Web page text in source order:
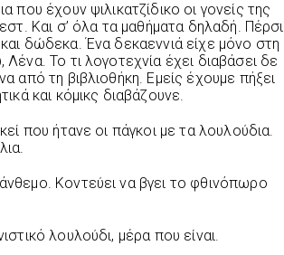
που έχουν ψιλικατζίδικο οι γονείς της
Και σ’ όλα τα μαθήματα δηλαδή. Πέρσι
δώδεκα. Ένα δεκαεννιά είχε μόνο στη
Το τι λογοτεχνία έχει διαβάσει δε
από τη βιβλιοθήκη. Εμείς έχουμε πήξει
και κόμικς διαβάζουνε.
που ήτανε οι πάγκοι με τα λουλούδια.
Κοντεύει να βγει το φθινόπωρο
λουλούδι, μέρα που είναι.